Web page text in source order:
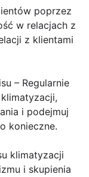
poprzez
w relacjach z
z klientami
– Regularnie
i podejmuj
konieczne.
klimatyzacji
i skupienia